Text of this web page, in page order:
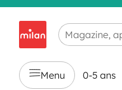
Chargement
Menu 0-5 ans